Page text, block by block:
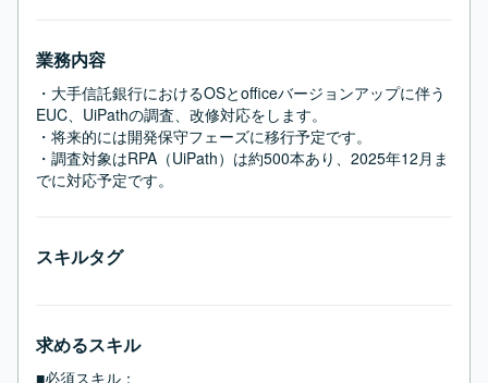
業務内容
・大手信託銀行におけるOSとofficeバージョンアップに伴う
EUC、UiPathの調査、改修対応をします。
・将来的には開発保守フェーズに移行予定です。
・調査対象はRPA（UiPath）は約500本あり、2025年12月ま
でに対応予定です。
スキルタグ
求めるスキル
■必須スキル：